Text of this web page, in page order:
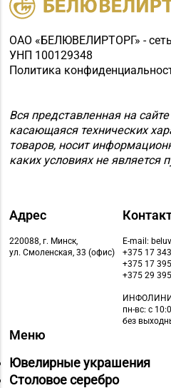
+375 (222) 77-39 00
ОАО «БЕЛЮВЕЛИРТОРГ» -
УНП 100129348
Политика
Вся представленная на
касающаяся технических
товаров, носит
каких условиях не является
Адрес
220088, г. Минск,
ул. Смоленская, 33 (офис)
E-mail:
+375 17
+375 17
+375 29
пн-вс: с
без
Меню
Ювелирные украшения
Столовое серебро